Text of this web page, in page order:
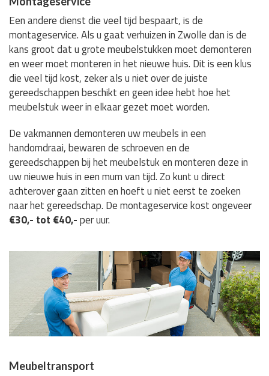
Een andere dienst die veel tijd bespaart, is de
montageservice. Als u gaat verhuizen in Zwolle dan is de
kans groot dat u grote meubelstukken moet demonteren
en weer moet monteren in het nieuwe huis. Dit is een klus
die veel tijd kost, zeker als u niet over de juiste
gereedschappen beschikt en geen idee hebt hoe het
meubelstuk weer in elkaar gezet moet worden.
De vakmannen demonteren uw meubels in een
handomdraai, bewaren de schroeven en de
gereedschappen bij het meubelstuk en monteren deze in
uw nieuwe huis in een mum van tijd. Zo kunt u direct
achterover gaan zitten en hoeft u niet eerst te zoeken
naar het gereedschap. De montageservice kost ongeveer
€30,- tot €40,-per uur.
Meubeltransport